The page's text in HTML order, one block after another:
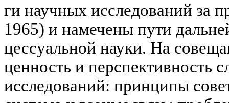
ги научных исследований за
1965) и намечены пути
цессуальной науки. На
ценность и перспективность
исследований: принципы